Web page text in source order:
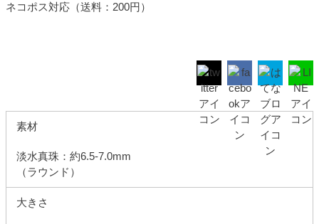
ネコポス対応（送料：200円）
素材
淡水真珠：約6.5-7.0mm
（ラウンド）
大きさ